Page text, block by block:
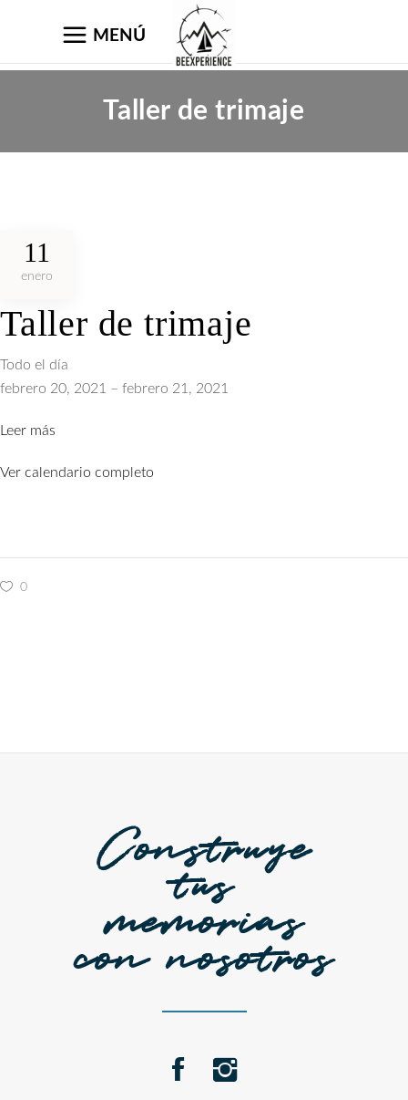
MENÚ
Taller de trimaje
11
enero
Taller de trimaje
Taller
de
Todo el día
febrero 20, 2021 – febrero 21, 2021
Leer más
Ver calendario completo
0
Construye
tus
memorias
con nosotros